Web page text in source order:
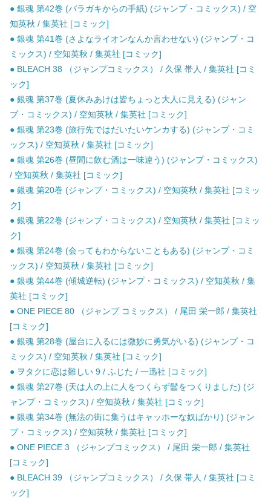
● 銀魂 第42巻 (バラガキからの手紙) (ジャンプ・コミックス) / 空
知英秋 / 集英社 [コミック]
● 銀魂 第41巻 (さよなライオンなんか言わせない) (ジャンプ・コ
ミックス) / 空知英秋 / 集英社 [コミック]
● BLEACH 38 （ジャンプコミックス） / 久保 帯人 / 集英社 [コミ
ック]
● 銀魂 第37巻 (夏休みあけは皆ちょっと大人に見える) (ジャン
プ・コミックス) / 空知英秋 / 集英社 [コミック]
● 銀魂 第23巻 (旅行先ではだいたいケンカする) (ジャンプ・コミ
ックス) / 空知英秋 / 集英社 [コミック]
● 銀魂 第26巻 (昼間に飲む酒は一味違う) (ジャンプ・コミックス)
/ 空知英秋 / 集英社 [コミック]
● 銀魂 第20巻 (ジャンプ・コミックス) / 空知英秋 / 集英社 [コミッ
ク]
● 銀魂 第22巻 (ジャンプ・コミックス) / 空知英秋 / 集英社 [コミッ
ク]
● 銀魂 第24巻 (会ってもわからないこともある) (ジャンプ・コミ
ックス) / 空知英秋 / 集英社 [コミック]
● 銀魂 第44巻 (傾城逆転) (ジャンプ・コミックス) / 空知英秋 / 集
英社 [コミック]
● ONE PIECE 80 （ジャンプ コミックス） / 尾田 栄一郎 / 集英社
[コミック]
● 銀魂 第28巻 (屋台に入るには微妙に勇気がいる) (ジャンプ・コ
ミックス) / 空知英秋 / 集英社 [コミック]
● ヲタクに恋は難しい 9 / ふじた / 一迅社 [コミック]
● 銀魂 第27巻 (天は人の上に人をつくらず髷をつくりました) (ジ
ャンプ・コミックス) / 空知英秋 / 集英社 [コミック]
● 銀魂 第34巻 (無法の街に集うはキャッホーな奴ばかり) (ジャン
プ・コミックス) / 空知英秋 / 集英社 [コミック]
● ONE PIECE 3 （ジャンプコミックス） / 尾田 栄一郎 / 集英社
[コミック]
● BLEACH 39 （ジャンプコミックス） / 久保 帯人 / 集英社 [コミ
ック]